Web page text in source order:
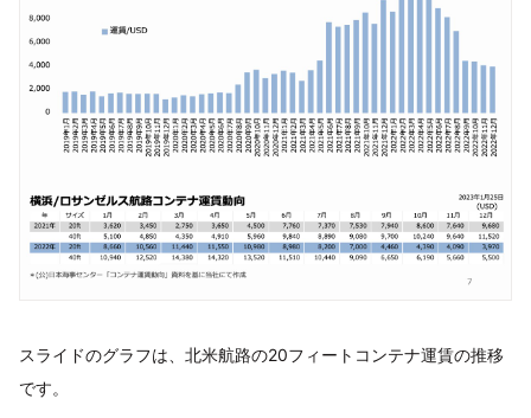
スライドのグラフは、北米航路の20フィートコンテナ運賃の推移
です。